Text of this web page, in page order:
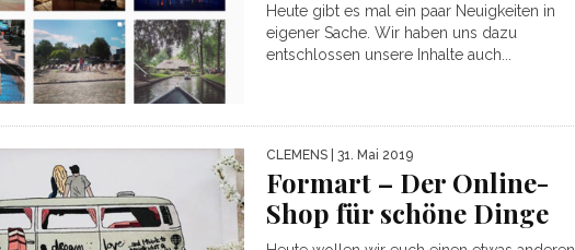
Heute gibt es mal ein paar Neuigkeiten in
eigener Sache. Wir haben uns dazu
entschlossen unsere Inhalte auch...
CLEMENS | 31. Mai 2019
Formart – Der Online-
Shop für schöne Dinge